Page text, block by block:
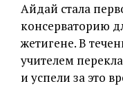
Айдай стала
консерваторию
жетигене. В
учителем
и успели за это